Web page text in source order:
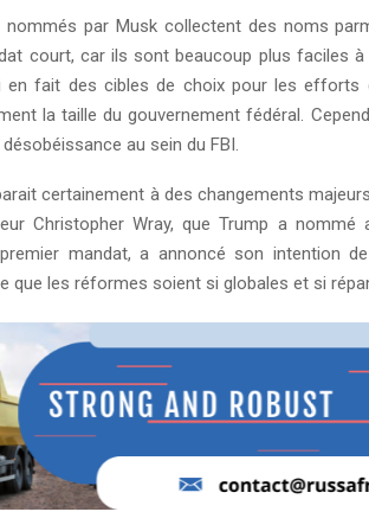
nommés par Musk collectent des noms
court, car ils sont beaucoup plus faciles à
en fait des cibles de choix pour les efforts
la taille du gouvernement fédéral.
au sein du FBI.
certainement à des changements
Christopher Wray, que Trump a
mandat, a annoncé son intention
que les réformes soient si globales et si